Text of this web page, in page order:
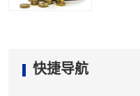
快捷导航